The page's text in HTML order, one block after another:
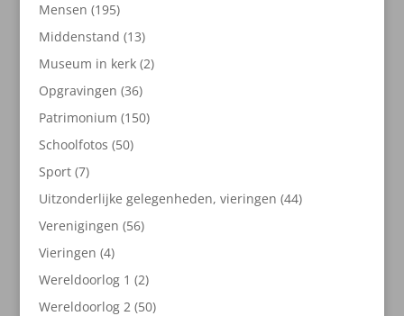
Mensen 195195
producten
Middenstand 1313
producten
Museum in kerk 22
Opgravingen 3636
producten
Patrimonium 150150
Schoolfotos 5050
Sport 77
producten
Uitzonderlijke gelegenheden, vieringen 4444
Verenigingen 5656
Vieringen 44
producten
Wereldoorlog 1 22
producten
Wereldoorlog 2 5050